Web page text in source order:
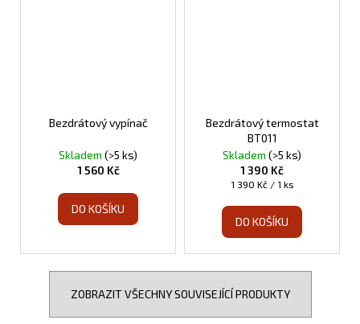
Bezdrátový vypínač
Skladem (>5 ks)
1 560 Kč
DO KOŠÍKU
Bezdrátový termostat
BT011
Skladem (>5 ks)
1 390 Kč
Měrná
1 390 Kč / 1 ks
DO KOŠÍKU
ZOBRAZIT VŠECHNY SOUVISEJÍCÍ PRODUKTY